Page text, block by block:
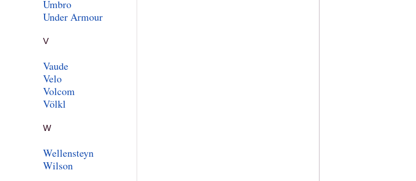
Umbro
Under Armour
V
Vaude
Velo
Volcom
Völkl
W
Wellensteyn
Wilson